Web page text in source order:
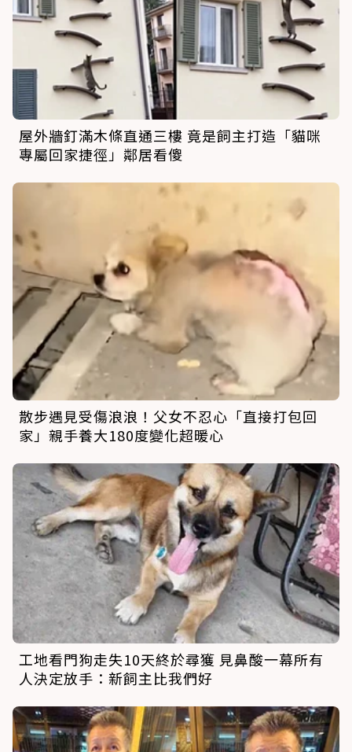
屋外牆釘滿木條直通三樓 竟是飼主打造「貓咪
專屬回家捷徑」鄰居看傻
散步遇見受傷浪浪！父女不忍心「直接打包回
家」親手養大180度變化超暖心
工地看門狗走失10天終於尋獲 見鼻酸一幕所有
人決定放手：新飼主比我們好